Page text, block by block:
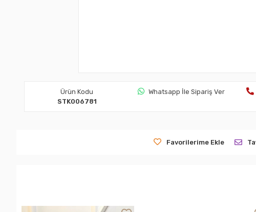
Ürün Kodu
STK006781
Whatsapp İle Sipariş Ver
Favorilerime Ekle